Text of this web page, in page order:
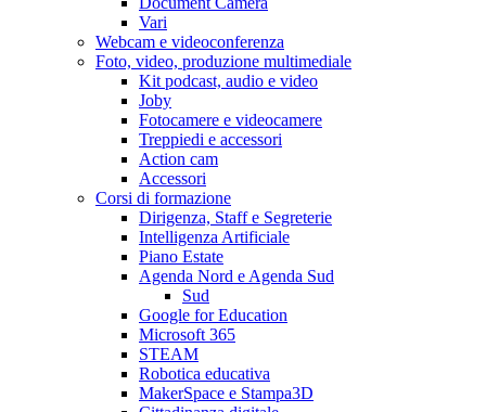
Vari
Webcam e videoconferenza
Foto, video, produzione multimediale
Kit podcast, audio e video
Joby
Fotocamere e videocamere
Treppiedi e accessori
Action cam
Accessori
Corsi di formazione
Dirigenza, Staff e Segreterie
Intelligenza Artificiale
Piano Estate
Agenda Nord e Agenda Sud
Sud
Google for Education
Microsoft 365
STEAM
Robotica educativa
MakerSpace e Stampa3D